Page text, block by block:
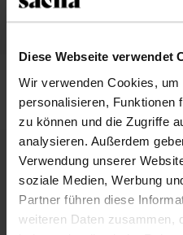
Diese Webseite verwendet
Wir verwenden Cookies,
personalisieren, Funktionen
zu können und die Zugriffe
analysieren. Außerdem
Verwendung unserer
soziale Medien, Werbung
Partner führen diese
weiteren Daten zusammen,
72.99
- 60%